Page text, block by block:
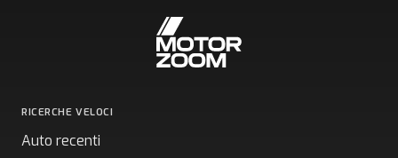
RICERCHE VELOCI
Auto recenti